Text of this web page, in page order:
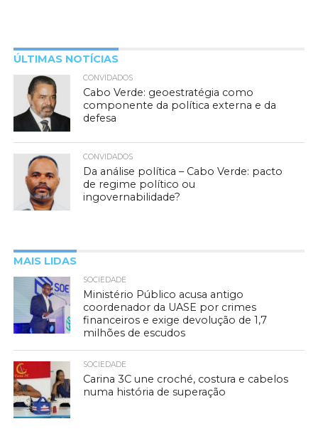
ÚLTIMAS NOTÍCIAS
CONVIDADOS
Cabo Verde: geoestratégia como
componente da política externa e da
defesa
CONVIDADOS
Da análise política – Cabo Verde: pacto
de regime político ou
ingovernabilidade?
MAIS LIDAS
SOCIEDADE
Ministério Público acusa antigo
coordenador da UASE por crimes
financeiros e exige devolução de 1,7
milhões de escudos
SOCIEDADE
Carina 3C une croché, costura e cabelos
numa história de superação